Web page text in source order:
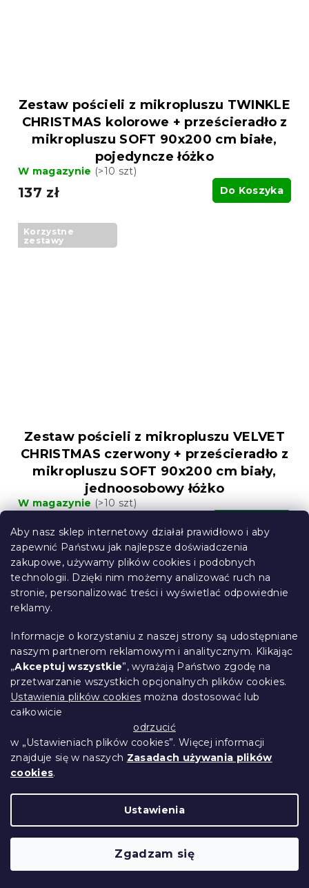
Aby nasz sklep internetowy działał prawidłowo i aby
zapewnić Państwu jak najlepsze doświadczenia
zakupowe, używamy plików cookies i podobnych
technologii. Dzięki nim możemy analizować ruch na
stronie, personalizować treści i wyświetlać odpowiednie
reklamy.
Informacje o korzystaniu z naszej strony są udostępniane
naszym partnerom reklamowym i analitycznym. Klikając
„Akceptuj wszystkie”, wyrażają Państwo zgodę na
przetwarzanie wszystkich opcjonalnych plików cookies.
Ustawienia plików cookies można dostosować lub
całkowicie
odrzucić
w „Ustawieniach plików cookies”. Więcej informacji
znajduje się w naszych Zasadach używania plików
cookies.
Ustawienia
Zgadzam się
Zestaw pościeli z mikropluszu TWINKLE
CHRISTMAS kolorowe + prześcieradło z
mikropluszu SOFT 90x200 cm białe,
pojedyncze łóżko
W magazynie (>10 szt)
137 zł Do Koszyka
Korzystne
zestawy
Zestaw pościeli z mikropluszu VELVET
CHRISTMAS czerwony + prześcieradło z
mikropluszu SOFT 90x200 cm biały,
jednoosobowy łóżko
W magazynie(>10 szt)
137 zł
Korzystne
zestawy
Zestaw pościeli z mikropluszu YELLOW
prześcieradło z mikropluszu SOFT